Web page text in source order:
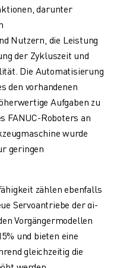
darunter
Nutzern, die Leistung
der Zykluszeit und
Die Automatisierung
den vorhandenen
Aufgaben zu
FANUC-Roboters an
wurde
geringen
zählen ebenfalls
Servoantriebe der αi-
Vorgängermodellen
und bieten eine
gleichzeitig die